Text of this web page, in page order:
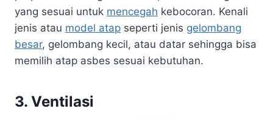
yang sesuai untuk mencegah kebocoran. Kenali
jenis atau model atap seperti jenis gelombang
besar, gelombang kecil, atau datar sehingga bisa
memilih atap asbes sesuai kebutuhan.
3. Ventilasi